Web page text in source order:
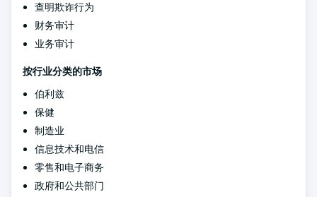
查明欺诈行为
财务审计
业务审计
按行业分类的市场
伯利兹
保健
制造业
信息技术和电信
零售和电子商务
政府和公共部门